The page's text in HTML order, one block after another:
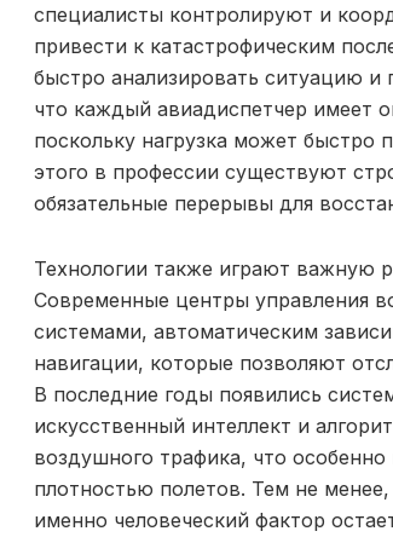
специалисты контролируют и
привести к катастрофическим
быстро анализировать ситуацию
что каждый авиадиспетчер имеет
поскольку нагрузка может быстро
этого в профессии существуют
обязательные перерывы для
Технологии также играют важную
Современные центры управления
системами, автоматическим
навигации, которые позволяют
В последние годы появились
искусственный интеллект и
воздушного трафика, что
плотностью полетов. Тем не
именно человеческий фактор